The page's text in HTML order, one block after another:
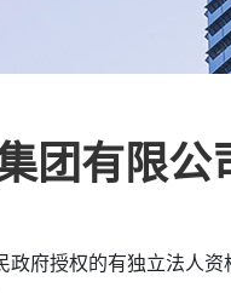
团有限公
府授权的有独立法人